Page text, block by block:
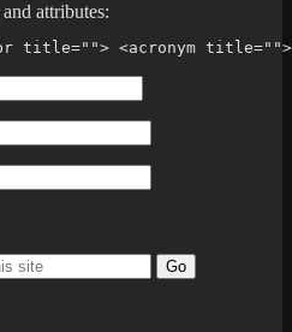
and attributes:
title=""> <acronym title="">
Go